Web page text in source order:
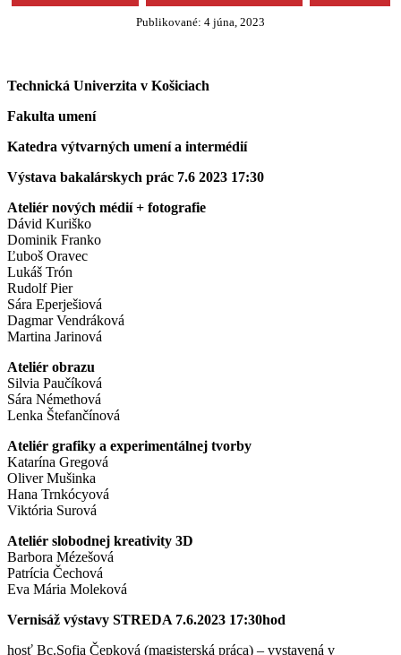
Publikované: 4 júna, 2023
Technická Univerzita v Košiciach
Fakulta umení
Katedra výtvarných umení a intermédií
Výstava bakalárskych prác 7.6 2023 17:30
Ateliér nových médií + fotografie
Dávid Kuriško
Dominik Franko
Ľuboš Oravec
Lukáš Trón
Rudolf Pier
Sára Eperješiová
Dagmar Vendráková
Martina Jarinová
Ateliér obrazu
Silvia Paučíková
Sára Némethová
Lenka Štefančínová
Ateliér grafiky a experimentálnej tvorby
Katarína Gregová
Oliver Mušinka
Hana Trnkócyová
Viktória Surová
Ateliér slobodnej kreativity 3D
Barbora Mézešová
Patrícia Čechová
Eva Mária Moleková
Vernisáž výstavy STREDA 7.6.2023 17:30hod
hosť Bc.Sofia Čepková (magisterská práca) – vystavená v